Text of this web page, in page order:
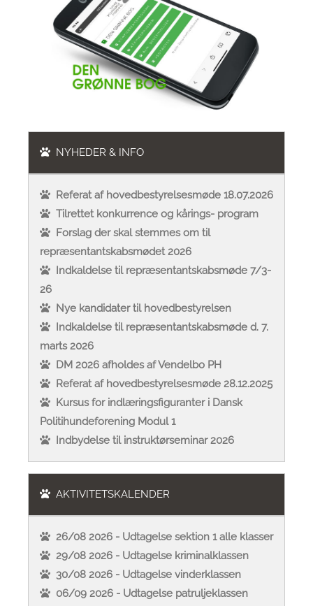
NYHEDER & INFO
Referat af hovedbestyrelsesmøde 18.07.2026
Tilrettet konkurrence og kårings- program
Forslag der skal stemmes om til
repræsentantskabsmødet 2026
Indkaldelse til repræsentantskabsmøde 7/3-
26
Nye kandidater til hovedbestyrelsen
Indkaldelse til repræsentantskabsmøde d. 7.
marts 2026
DM 2026 afholdes af Vendelbo PH
Referat af hovedbestyrelsesmøde 28.12.2025
Kursus for indlæringsfiguranter i Dansk
Politihundeforening Modul 1
Indbydelse til instruktørseminar 2026
AKTIVITETSKALENDER
26/08 2026 - Udtagelse sektion 1 alle klasser
29/08 2026 - Udtagelse kriminalklassen
30/08 2026 - Udtagelse vinderklassen
06/09 2026 - Udtagelse patruljeklassen